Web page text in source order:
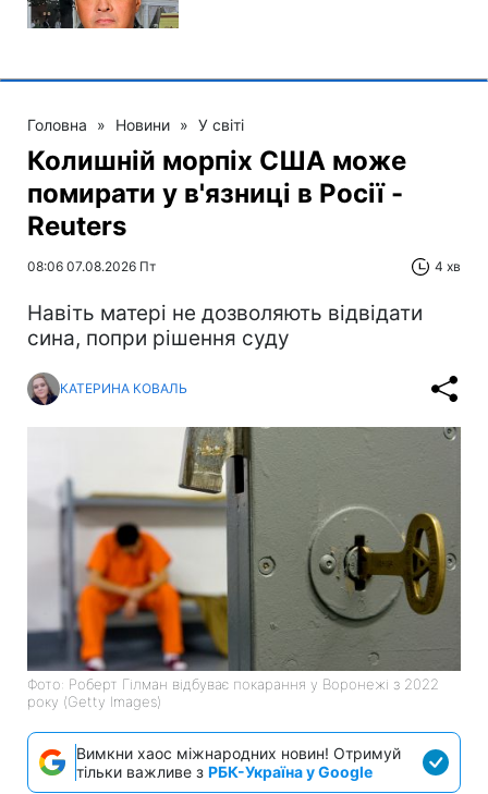
Головна » Новини » У світі
Колишній морпіх США може
помирати у в'язниці в Росії -
Reuters
08:06 07.08.2026 Пт 4 хв
Навіть матері не дозволяють відвідати
сина, попри рішення суду
КАТЕРИНА КОВАЛЬ
Фото: Роберт Гілман відбуває покарання у Воронежі з 2022
року (Getty Images)
Вимкни хаос міжнародних новин! Отримуй
тільки важливе з РБК-Україна у Google